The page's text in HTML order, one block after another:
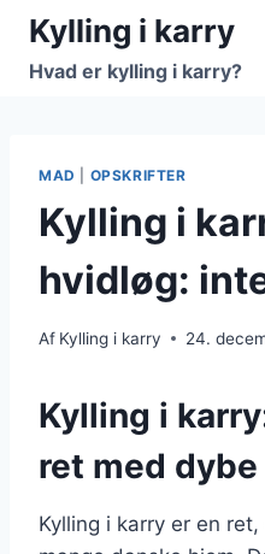
Fortsæt
indhold
Kylling i karry
Hvad er kylling i karry?
MAD OPSKRIFTER
Kylling i
hvidløg:
Af Kylling i karry 24.
Kylling i
ret med
Kylling i karry er en